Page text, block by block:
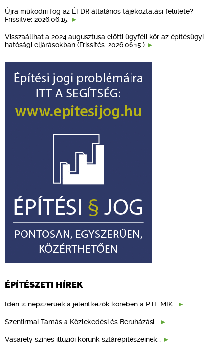
Újra működni fog az ÉTDR általános tájékoztatási felülete? -
Frissítve: 2026.06.15.
Visszaállhat a 2024 augusztusa előtti ügyféli kör az építésügyi
hatósági eljárásokban (Frissítés: 2026.06.15.)
ÉPÍTÉSZETI HÍREK
Idén is népszerűek a jelentkezők körében a PTE MIK…
Szentirmai Tamás a Közlekedési és Beruházási…
Vasarely színes illúziói korunk sztárépítészeinek…